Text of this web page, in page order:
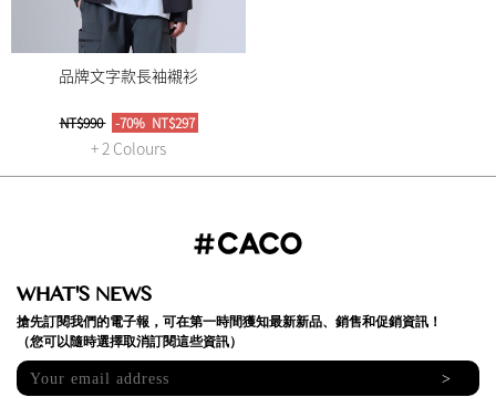
品牌文字款長袖襯衫
NT$990 -70% NT$297
+ 2 Colours
WHAT'S NEWS
搶先訂閱我們的電子報，可在第一時間獲知最新新品、銷售和促銷資訊！
（您可以隨時選擇取消訂閱這些資訊）
>